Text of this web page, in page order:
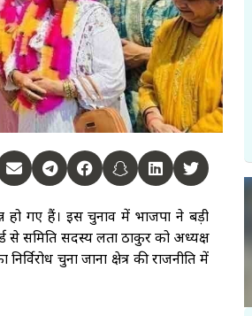
गए हैं। इस चुनाव में भाजपा ने बड़ी
से समिति सदस्य लता ठाकुर को अध्यक्ष
चुना जाना क्षेत्र की राजनीति में